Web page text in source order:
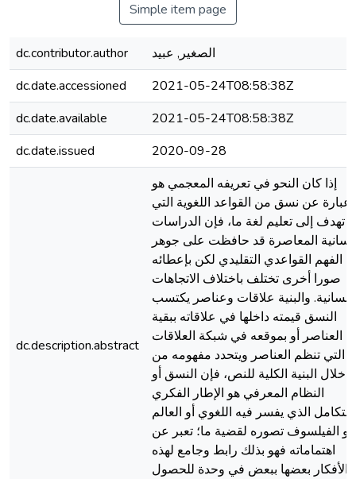
Simple item page
dc.contributor.author
الصغير, عبيد
dc.date.accessioned
2021-05-24T08:58:38Z
dc.date.available
2021-05-24T08:58:38Z
dc.date.issued
2020-09-28
dc.description.abstract
إذا كان النحو في تعريفه المعجمي هو
عبارة عن نسق من القواعد اللغوية التي
تهدف إلى تعليم لغة ما، فإن الدراسات
المعاصرة قد حافظت على جوهر
الفهم القواعدي التقليدي لكن بإعطائه
صورا أخرى تختلف باختلاف الاتجاهات
اللسانية. والبنية علاقات وعناصر يكتسب
النسق قيمته داخلها في علاقاته ببقية
العناصر أو بموقعه في شبكة العلاقات
التي تنظم العناصر ويتحدد مفهومه من
خلال البنية الكلية للنص، فإن النسق أو
النظام المعرفي هو الإطار الفكري
الذي يفسر فيه اللغوي أو العالم
أو الفيلسوف تصوره لقضية ما؛ تعبر عن
اهتماماته فهو بذلك رابط وجامع لهذه
الأفكار بعضها ببعض في وحدة للحصول